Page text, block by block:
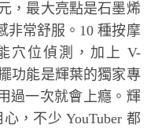
，最大亮點是石墨烯
非常舒服。10 種按摩
穴位偵測，加上 V-
功能是輝葉的獨家專
過一次就會上癮。輝
，不少 YouTuber 都